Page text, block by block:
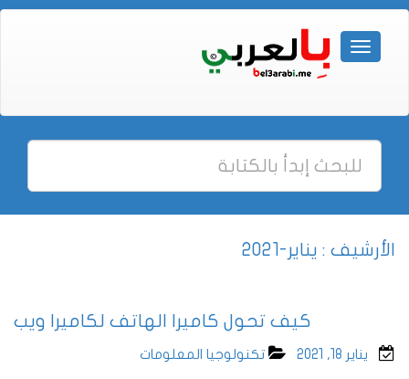
الأرشيف : يناير-2021
كيف تحول كاميرا الهاتف لكاميرا ويب
يناير 18, 2021 تكنولوجيا المعلومات